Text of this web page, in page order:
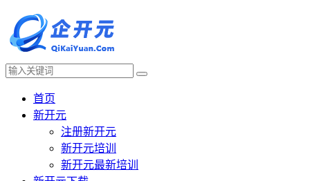
首页
新开元
注册新开元
新开元培训
新开元最新培训